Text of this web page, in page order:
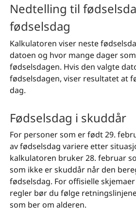
Nedtelling til
fødselsdag
Kalkulatoren viser neste
datoen og hvor mange dager
fødselsdagen. Hvis den valgte
fødselsdagen, viser resultatet at
dag.
Fødselsdag i skuddår
For personer som er født 29.
av fødselsdag variere etter
kalkulatoren bruker 28. februar
som ikke er skuddår når den
fødselsdag. For offisielle
regler bør du følge
som ber om alderen.